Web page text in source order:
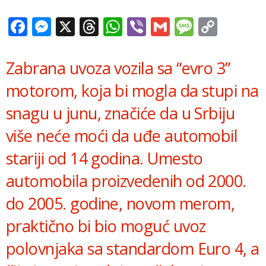
Facebook
Messenger
X Threads
WhatsApp
ViberGmail
Zabrana uvoza vozila sa “evro 3”
motorom, koja bi mogla da stupi na
snagu u junu, značiće da u Srbiju
više neće moći da uđe automobil
stariji od 14 godina. Umesto
automobila proizvedenih od 2000.
do 2005. godine, novom merom,
praktično bi bio moguć uvoz
polovnjaka sa standardom Euro 4, a